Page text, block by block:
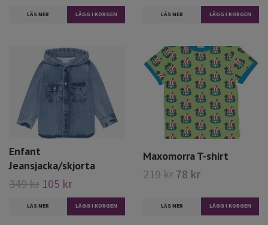
LÄS MER LÄGG I KORGEN LÄS MER LÄGG I KORGEN
Enfant
Jeansjacka/skjorta
349 kr 105 kr
LÄS MER LÄGG I KORGEN
Maxomorra T-shirt
219 kr 78 kr
LÄS MER LÄGG I KORGEN